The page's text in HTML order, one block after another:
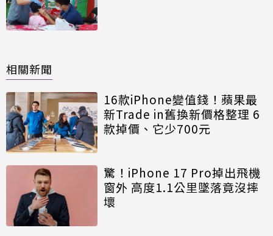
相關新聞
16款iPhone變值錢！蘋果最
新Trade in舊換新價格整理 6
款掉價、它少700元
驚！iPhone 17 Pro掉出飛機
窗外 高度1.1公里墜落竟沒摔
壞